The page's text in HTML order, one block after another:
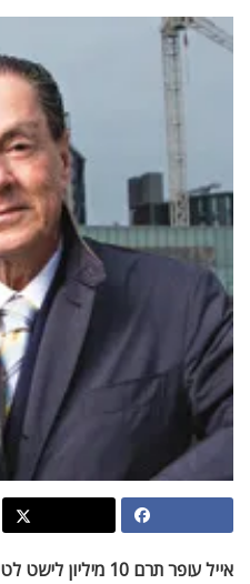
אייל עופר תרם 10 מיליון לישט לטייט